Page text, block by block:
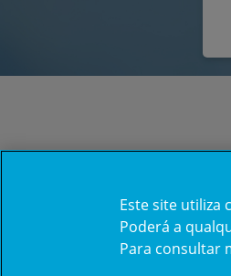
Este site utiliza
Poderá a
Para consultar